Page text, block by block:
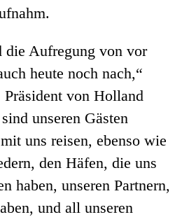
die Aufregung von vor
heute noch nach,“
von Holland
unseren Gästen
uns reisen, ebenso wie
den Häfen, die uns
haben, unseren Partnern,
und all unseren